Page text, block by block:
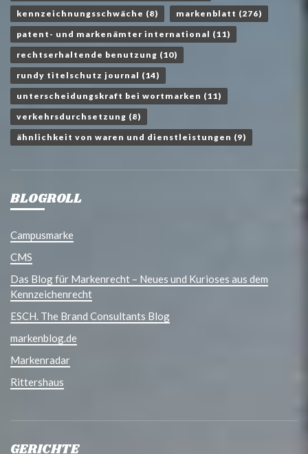
kennzeichnungsschwäche (8) markenblatt (276)
patent- und markenämter international (11)
rechtserhaltende benutzung (10)
rundy titelschutz journal (14)
unterscheidungskraft bei wortmarken (11)
verkehrsdurchsetzung (8)
ähnlichkeit von waren und dienstleistungen (9)
BLOGROLL
Campusmarke
CMS
Das Blog für Markenrecht – Neues und Kurioses aus dem
Kennzeichenrecht
ESCH. The Brand Consultants Blog
markenblog.de
Markenradar
Rittershaus
GERICHTE